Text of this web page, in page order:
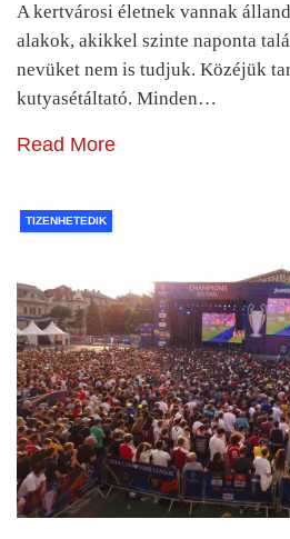
A kertvárosi életnek vannak
alakok, akikkel szinte naponta
nevüket nem is tudjuk. Közéjük
kutyasétáltató. Minden…
Read More
TIZENHETEDIK